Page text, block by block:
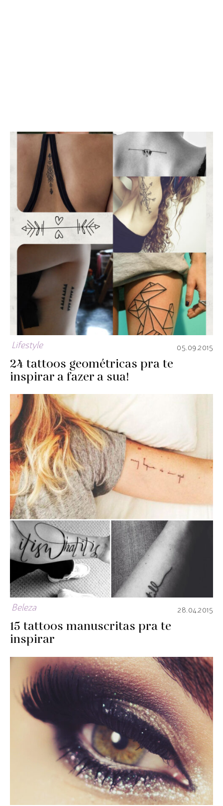
Lifestyle 05.09.2015
24 tattoos geométricas pra te
inspirar a fazer a sua!
Beleza 28.04.2015
15 tattoos manuscritas pra te
inspirar